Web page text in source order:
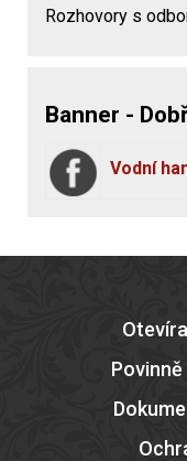
Rozhovory s
Banner -
Vodní